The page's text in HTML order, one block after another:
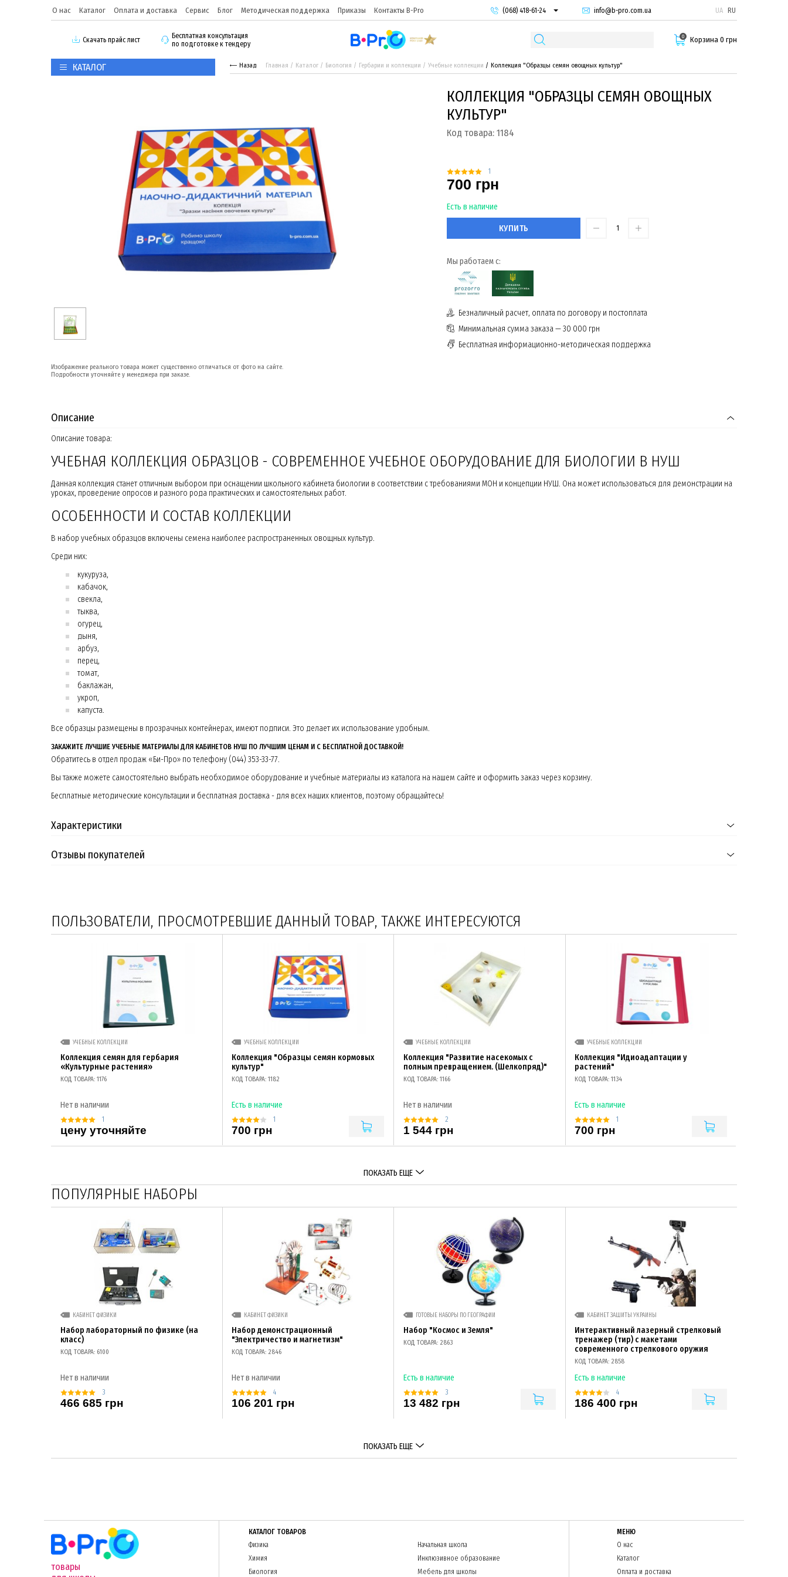
О нас Каталог Оплата и доставка Сервис Блог Методическая поддержка Приказы Контакты B-Pro
(068) 418-61-24
(095) 987-29-55
info@b-pro.com.ua UA RU
Скачать прайс лист
Бесплатная консультация
по подготовке к тендеру
0 Корзина 0 грн
КАТАЛОГ Назад Главная Каталог Биология Гербарии и коллекции Учебные коллекции Коллекция "Образцы семян овощных культур"
Изображение реального товара может существенно отличаться от фото на сайте.
Подробности уточняйте у менеджера при заказе.
КОЛЛЕКЦИЯ "ОБРАЗЦЫ СЕМЯН ОВОЩНЫХ
КУЛЬТУР"
Код товара: 1184
1
700 грн
Есть в наличие
КУПИТЬ
Мы работаем с:
Безналичный расчет, оплата по договору и постоплата
Минимальная сумма заказа — 30 000 грн
Бесплатная информационно-методическая поддержка
Описание
Описание товара:
УЧЕБНАЯ КОЛЛЕКЦИЯ ОБРАЗЦОВ - СОВРЕМЕННОЕ УЧЕБНОЕ ОБОРУДОВАНИЕ ДЛЯ БИОЛОГИИ В НУШ
Данная коллекция станет отличным выбором при оснащении школьного кабинета биологии в соответствии с требованиями МОН и концепции НУШ. Она может использоваться для демонстрации на
уроках, проведение опросов и разного рода практических и самостоятельных работ.
ОСОБЕННОСТИ И СОСТАВ КОЛЛЕКЦИИ
В набор учебных образцов включены семена наиболее распространенных овощных культур.
Среди них:
кукуруза,
кабачок,
свекла,
тыква,
огурец,
дыня,
арбуз,
перец,
томат,
баклажан,
укроп,
капуста.
Все образцы размещены в прозрачных контейнерах, имеют подписи. Это делает их использование удобным.
ЗАКАЖИТЕ ЛУЧШИЕ УЧЕБНЫЕ МАТЕРИАЛЫ ДЛЯ КАБИНЕТОВ НУШ ПО ЛУЧШИМ ЦЕНАМ И С БЕСПЛАТНОЙ ДОСТАВКОЙ!
Обратитесь в отдел продаж «Би-Про» по телефону (044) 353-33-77.
Вы также можете самостоятельно выбрать необходимое оборудование и учебные материалы из каталога на нашем сайте и оформить заказ через корзину.
Бесплатные методические консультации и бесплатная доставка - для всех наших клиентов, поэтому обращайтесь!
Характеристики
Отзывы покупателей
ПОЛЬЗОВАТЕЛИ, ПРОСМОТРЕВШИЕ ДАННЫЙ ТОВАР, ТАКЖЕ ИНТЕРЕСУЮТСЯ
УЧЕБНЫЕ КОЛЛЕКЦИИ
Коллекция семян для гербария
«Культурные растения»
КОД ТОВАРА: 1176
Нет в наличии
1
цену уточняйте
УЧЕБНЫЕ КОЛЛЕКЦИИ
Коллекция "Образцы семян кормовых
культур"
КОД ТОВАРА: 1182
Есть в наличие
1
700 грн
УЧЕБНЫЕ КОЛЛЕКЦИИ
Коллекция "Развитие насекомых с
полным превращением. (Шелкопряд)"
КОД ТОВАРА: 1166
Нет в наличии
2
1 544 грн
УЧЕБНЫЕ КОЛЛЕКЦИИ
Коллекция "Идиоадаптации у
растений"
КОД ТОВАРА: 1134
Есть в наличие
1
700 грн
ПОКАЗАТЬ ЕЩЕ
ПОПУЛЯРНЫЕ НАБОРЫ
КАБИНЕТ ФИЗИКИ
Набор лабораторный по физике (на
класс)
КОД ТОВАРА: 6100
Нет в наличии
3
466 685 грн
КАБИНЕТ ФИЗИКИ
Набор демонстрационный
"Электричество и магнетизм"
КОД ТОВАРА: 2846
Нет в наличии
4
106 201 грн
ГОТОВЫЕ НАБОРЫ ПО ГЕОГРАФИИ
Набор "Космос и Земля"
КОД ТОВАРА: 2863
Есть в наличие
3
13 482 грн
КАБИНЕТ ЗАЩИТЫ УКРАИНЫ
Интерактивный лазерный стрелковый
тренажер (тир) с макетами
современного стрелкового оружия
КОД ТОВАРА: 2858
Есть в наличие
4
186 400 грн
ПОКАЗАТЬ ЕЩЕ
товары
КАТАЛОГ ТОВАРОВ
Физика
Химия
Биология
Начальная школа
Инклюзивное образование
Мебель для школы
МЕНЮ
О нас
Каталог
Оплата и доставка